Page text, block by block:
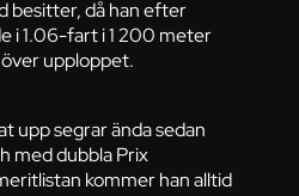
besitter, då han efter
i 1.06-fart i 1 200 meter
upploppet.
upp segrar ända sedan
med dubbla Prix
kommer han alltid